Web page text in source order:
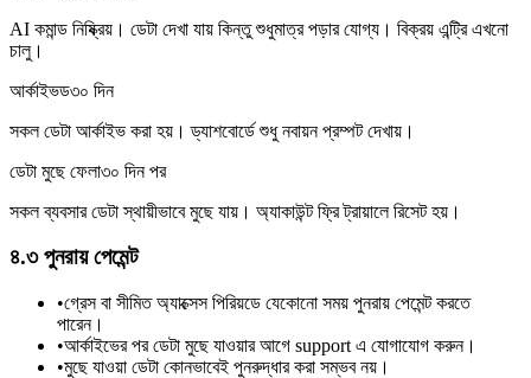
AI কমান্ড নিষ্ক্রিয়। ডেটা দেখা যায় কিন্তু শুধুমাত্র পড়ার যোগ্য। বিক্রয় এন্ট্রি এখনো
চালু।
আর্কাইভড৩০ দিন
সকল ডেটা আর্কাইভ করা হয়। ড্যাশবোর্ডে শুধু নবায়ন প্রম্পট দেখায়।
ডেটা মুছে ফেলা৩০ দিন পর
সকল ব্যবসার ডেটা স্থায়ীভাবে মুছে যায়। অ্যাকাউন্ট ফ্রি ট্রায়ালে রিসেট হয়।
৪.৩ পুনরায় পেমেন্ট
•গ্রেস বা সীমিত অ্যাক্সেস পিরিয়ডে যেকোনো সময় পুনরায় পেমেন্ট করতে
পারেন।
•আর্কাইভের পর ডেটা মুছে যাওয়ার আগে support এ যোগাযোগ করুন।
•মুছে যাওয়া ডেটা কোনভাবেই পুনরুদ্ধার করা সম্ভব নয়।